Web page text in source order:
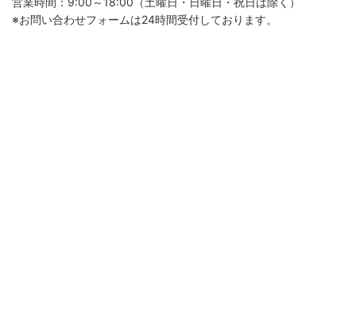
※お問い合わせフォームは24時間受付しております。